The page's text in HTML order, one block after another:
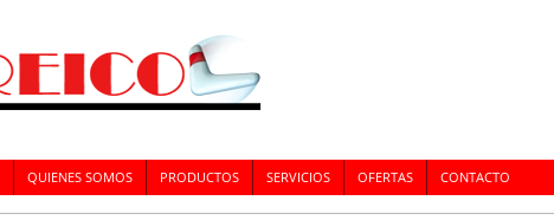
QUIENES SOMOS PRODUCTOS SERVICIOS OFERTAS CONTACTO